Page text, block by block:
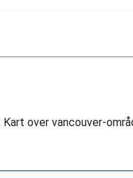
over vancouver-